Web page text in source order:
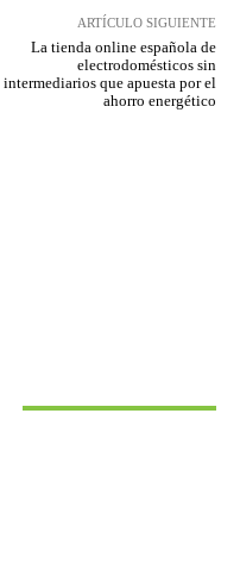
ARTÍCULO SIGUIENTE
La tienda online española de
electrodomésticos sin
intermediarios que apuesta por el
ahorro energético